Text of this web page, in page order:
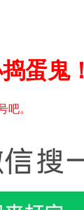
蛋鬼！
吧。